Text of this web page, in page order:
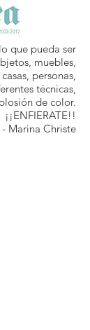
que pueda ser
muebles,
personas,
técnicas,
de color.
¡¡ENFIERATE!!
Marina Christe